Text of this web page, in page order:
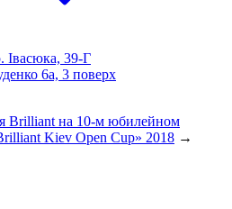
Івасюка, 39-Г
6а, 3 поверх
Brilliant на 10-м юбилейном
Kiev Open Cup» 2018 →